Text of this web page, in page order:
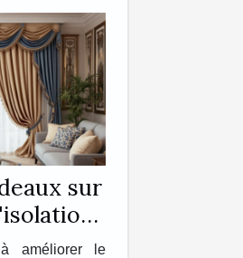
sur
améliorer le